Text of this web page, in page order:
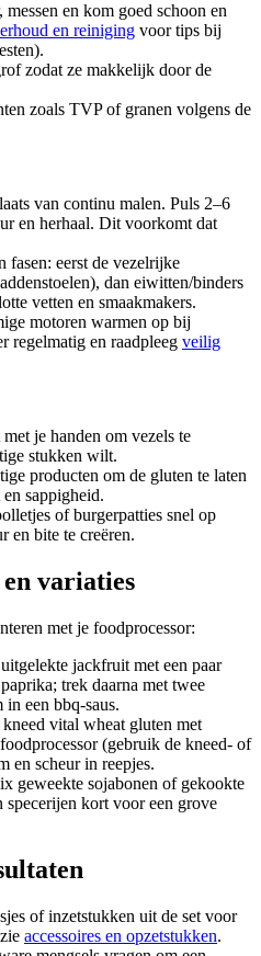
en kom goed schoon en
en reiniging voor tips bij
zodat ze makkelijk door de
zoals TVP of granen volgens de
van continu malen. Puls 2–6
en herhaal. Dit voorkomt dat
fasen: eerst de vezelrijke
dan eiwitten/binders
vetten en smaakmakers.
motoren warmen op bij
regelmatig en raadpleeg veilig
je handen om vezels te
stukken wilt.
producten om de gluten te laten
sappigheid.
of burgerpatties snel op
en bite te creëren.
variaties
met je foodprocessor:
jackfruit met een paar
trek daarna met twee
een bbq-saus.
kneed vital wheat gluten met
(gebruik de kneed- of
en scheur in reepjes.
geweekte sojabonen of gekookte
kort voor een grove
of inzetstukken uit de set voor
accessoires en opzetstukken.